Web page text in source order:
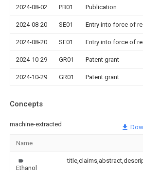
2024-08-02 PB01 Publication
2024-08-20 SE01 Entry into force of
2024-08-20 SE01 Entry into force of
2024-10-29 GR01 Patent grant
2024-10-29 GR01 Patent grant
Concepts
machine-extracted
Name
Ethanol